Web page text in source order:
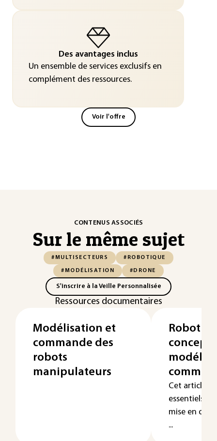
Des avantages inclus
Un ensemble de services exclusifs en
complément des ressources.
Voir l'offre
CONTENUS ASSOCIÉS
Sur le même sujet
#MULTISECTEURS #ROBOTIQUE
#MODÉLISATION #DRONE
S'inscrire à la Veille Personnalisée
Ressources documentaires
Modélisation et
commande des
robots
manipulateurs
Cet article
essentiels
mise en
...